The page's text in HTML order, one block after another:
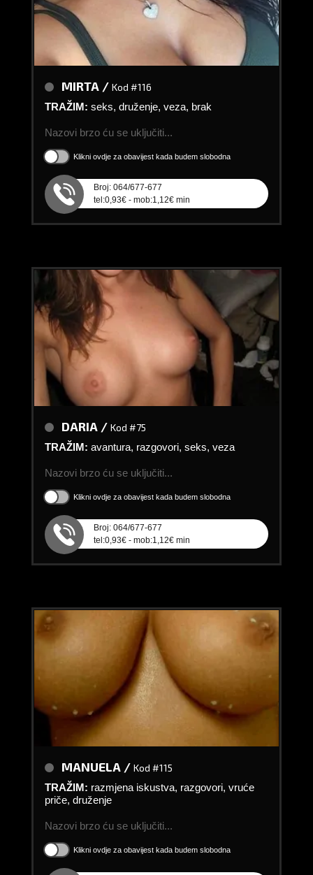
MIRTA / Kod #116
TRAŽIM: seks, druženje, veza, brak
Nazovi brzo ću se uključiti...
Klikni ovdje za obavijest kada budem slobodna
Broj: 064/677-677
tel:0,93€ - mob:1,12€ min
DARIA / Kod #75
TRAŽIM: avantura, razgovori, seks, veza
Nazovi brzo ću se uključiti...
Klikni ovdje za obavijest kada budem slobodna
Broj: 064/677-677
tel:0,93€ - mob:1,12€ min
MANUELA / Kod #115
TRAŽIM: razmjena iskustva, razgovori, vruće
priče, druženje
Nazovi brzo ću se uključiti...
Klikni ovdje za obavijest kada budem slobodna